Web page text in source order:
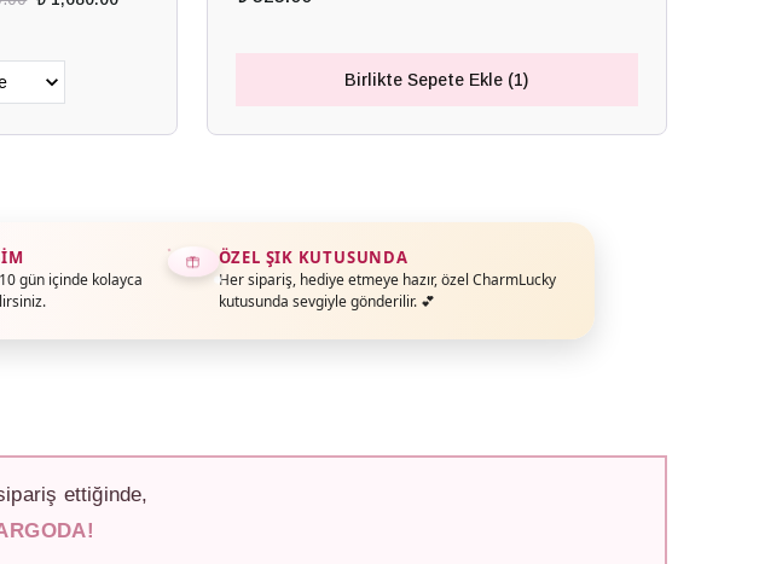
Birlikte Sepete Ekle (1)
gün içinde kolayca
ÖZEL ŞIK KUTUSUNDA
Her sipariş, hediye etmeye hazır, özel CharmLucky
kutusunda sevgiyle gönderilir. 💕
ettiğinde,